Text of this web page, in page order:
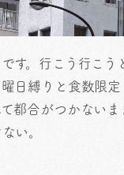
す。行こう行こう
日縛りと食数限
都合がつかないま
い。